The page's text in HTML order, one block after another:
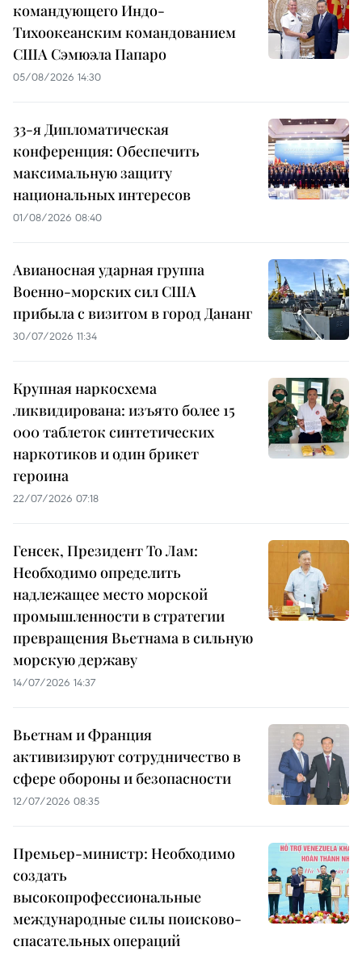
командующего Индо-
Тихоокеанским командованием
США Сэмюэла Папаро
05/08/2026 14:30
33-я Дипломатическая
конференция: Обеспечить
максимальную защиту
национальных интересов
01/08/2026 08:40
Авианосная ударная группа
Военно-морских сил США
прибыла с визитом в город Дананг
30/07/2026 11:34
Крупная наркосхема
ликвидирована: изъято более 15
000 таблеток синтетических
наркотиков и один брикет
героина
22/07/2026 07:18
Генсек, Президент То Лам:
Необходимо определить
надлежащее место морской
промышленности в стратегии
превращения Вьетнама в сильную
морскую державу
14/07/2026 14:37
Вьетнам и Франция
активизируют сотрудничество в
сфере обороны и безопасности
12/07/2026 08:35
Премьер-министр: Необходимо
создать
высокопрофессиональные
международные силы поисково-
спасательных операций